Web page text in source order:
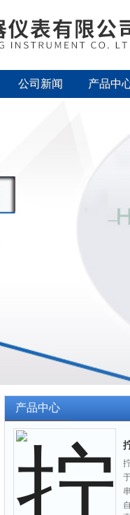
公司新闻 产品中
产品中心